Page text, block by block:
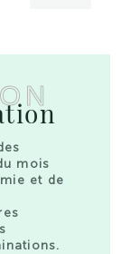
mois
et de